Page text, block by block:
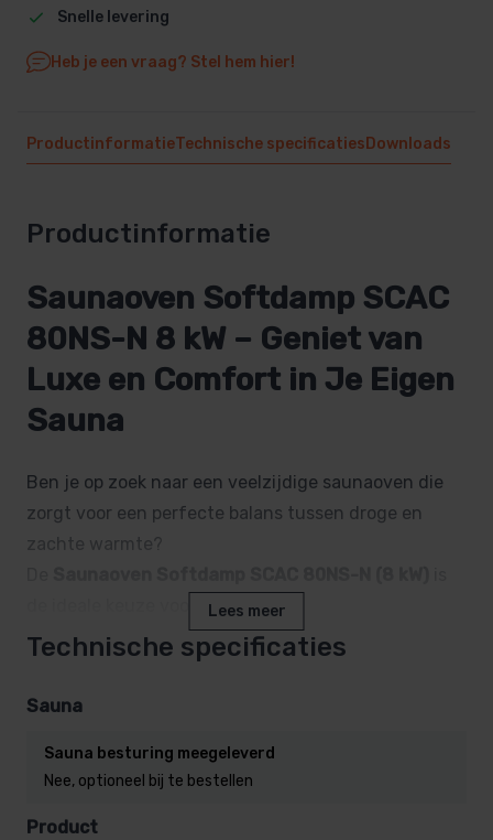
Snelle levering
Heb je een vraag? Stel hem hier!
ProductinformatieTechnische specificaties Downloads
Productinformatie
Saunaoven Softdamp SCAC
80NS-N 8 kW – Geniet van
Luxe en Comfort in Je Eigen
Sauna
Ben je op zoek naar een veelzijdige saunaoven die
zorgt voor een perfecte balans tussen droge en
zachte warmte?
de ideale keuze voor jouw sauna.
Met deze moderne saunaoven creëer je eenvoudig
de ultieme wellnesservaring in je eigen huis.
Waarom kiezen voor de Softdamp
Lees meer
Technische specificaties
Sauna
Sauna besturing meegeleverd
Nee, optioneel bij te bestellen
Product